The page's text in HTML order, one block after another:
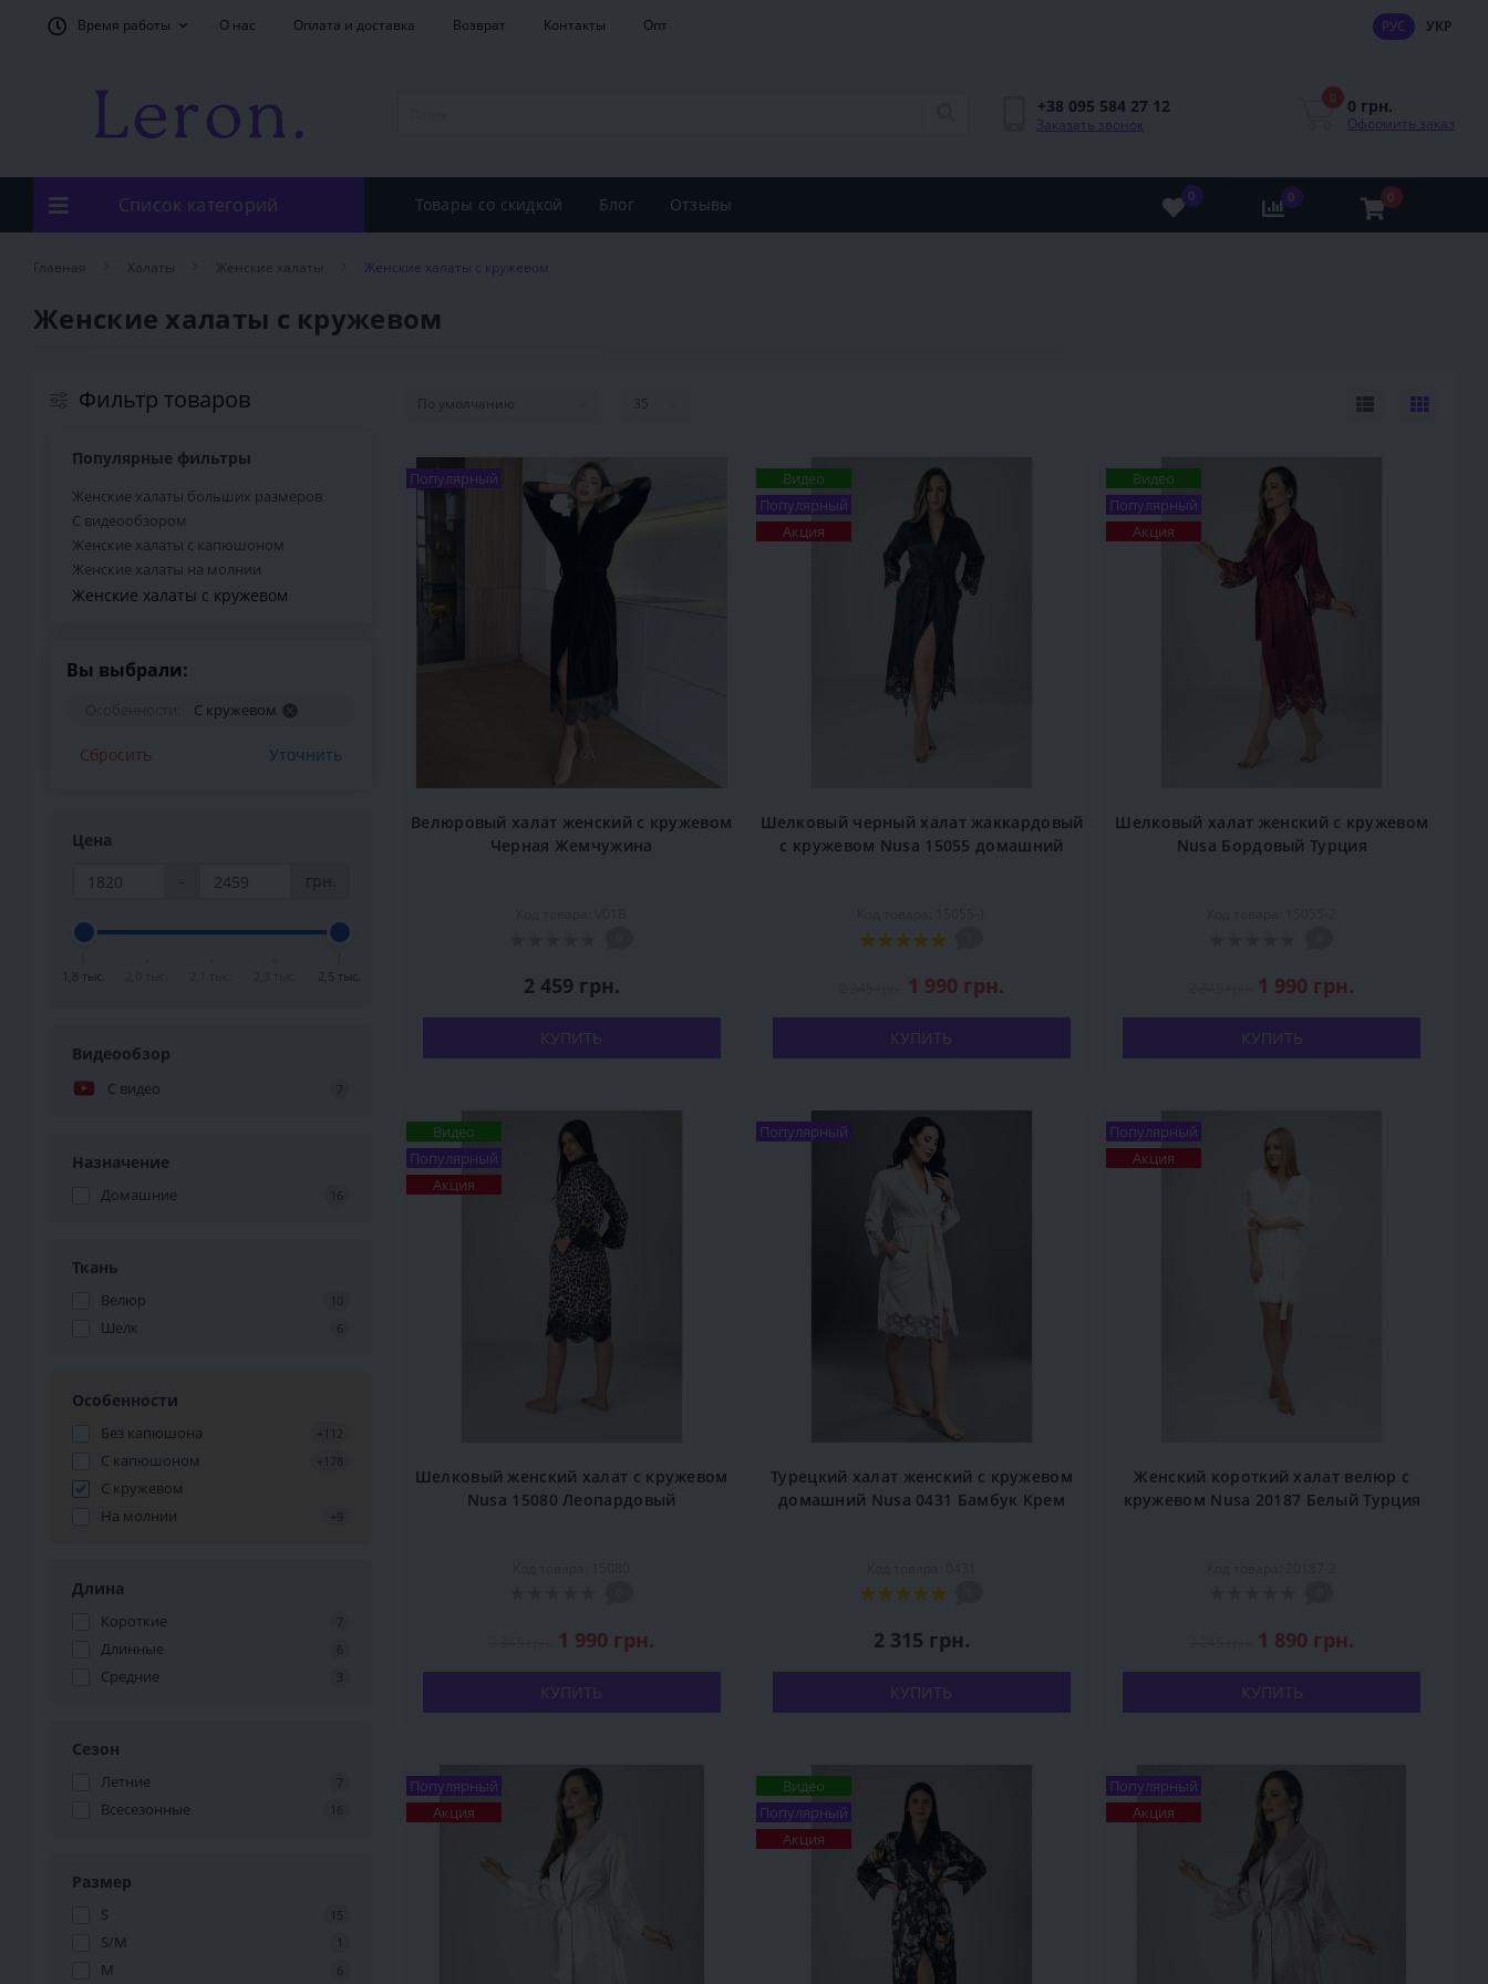
Время работы О нас Оплата и доставка Возврат Контакты Опт РУС УКР
+38 095 584 27 12
Заказать звонок
0 0 грн.
Оформить заказ
Список категорий Товары со скидкой Блог Отзывы 0 0 0
Главная Халаты Женские халаты Женские халаты с кружевом
Женские халаты с кружевом
Фильтр товаров
Популярные фильтры
Женские халаты больших размеров
С видеообзором
Женские халаты с капюшоном
Женские халаты на молнии
Женские халаты с кружевом
Вы выбрали:
С кружевом
Сбросить Уточнить
Цена
-
грн.
1,8 тыс. 2,5 тыс.
Видеообзор
С видео 7
Назначение
Домашние 16
Ткань
Велюр 10
Шелк 6
Особенности
Без капюшона +112
С капюшоном +178
С кружевом
На молнии
+9
Длина
Короткие 7
Длинные 6
Средние 3
Сезон
Летние 7
Всесезонные 16
Размер
S 15
S/M 1
M 6
Популярный
Велюровый халат женский с кружевом
Черная Жемчужина
2 459 грн.
КУПИТЬ
Видео
Популярный
Акция
Шелковый черный халат жаккардовый
с кружевом Nusa 15055 домашний
1 990 грн.
КУПИТЬ
Видео
Популярный
Акция
Шелковый халат женский с кружевом
Nusa Бордовый Турция
1 990 грн.
КУПИТЬ
Видео
Популярный
Акция
Шелковый женский халат с кружевом
Nusa 15080 Леопардовый
1 990 грн.
КУПИТЬ
Популярный
Турецкий халат женский с кружевом
домашний Nusa 0431 Бамбук Крем
2 315 грн.
КУПИТЬ
Популярный
Акция
Женский короткий халат велюр с
кружевом Nusa 20187 Белый Турция
1 890 грн.
КУПИТЬ
Популярный
Акция
Видео
Популярный
Акция
Популярный
Акция